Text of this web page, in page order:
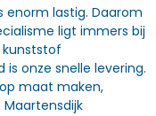
lastig. Daarom
ligt immers bij
onze snelle levering.
maat maken,